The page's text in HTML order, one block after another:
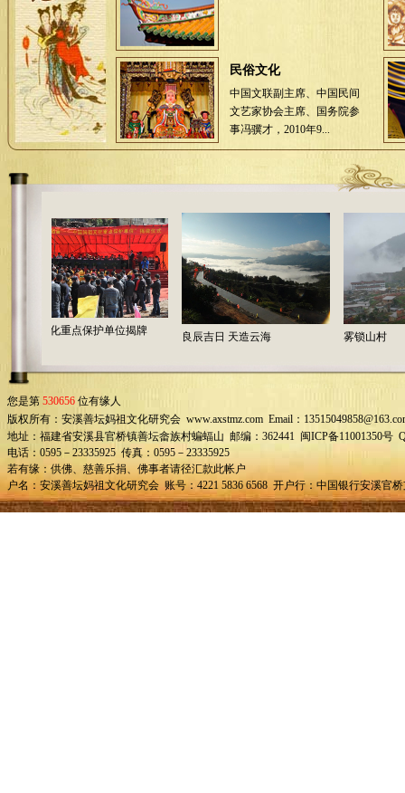
民俗文化
中国文联副主席、中国民间
文艺家协会主席、国务院参
事冯骥才，2010年9...
祖文化重点保护单位揭牌 良辰吉日 天造云海 雾锁山村
您是第 530656 位有缘人
版权所有：安溪善坛妈祖文化研究会 www.axstmz.com Email：
地址：福建省安溪县官桥镇善坛畲族村蝙蝠山 邮编：362441 闽ICP备11001350号
电话：0595－23335925 传真：0595－23335925
若有缘：供佛、慈善乐捐、佛事者请径汇款此帐户
户名：安溪善坛妈祖文化研究会 账号：4221 5836 6568 开户行：中国银行安溪官